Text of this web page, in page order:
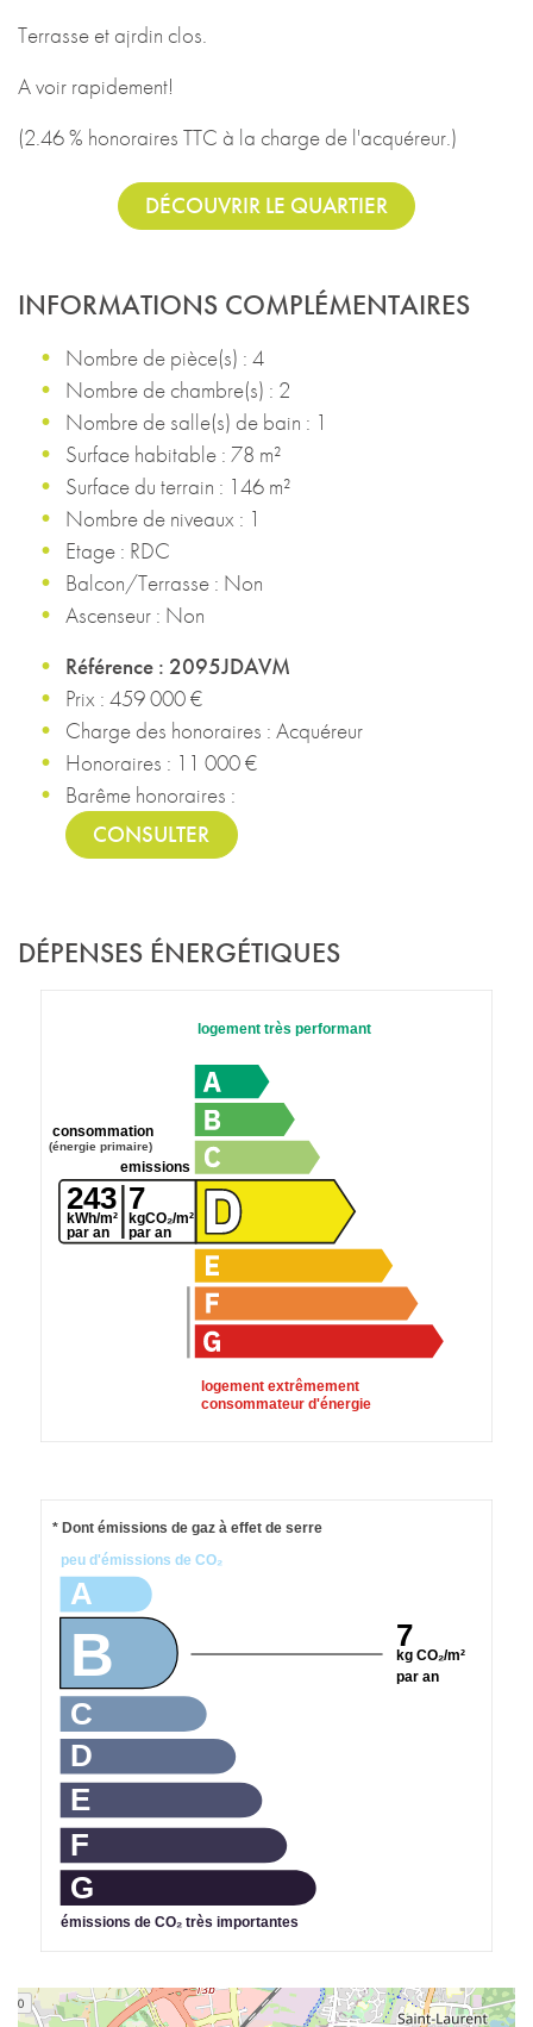
Terrasse et ajrdin clos.
A voir rapidement!
(2.46 % honoraires TTC à la charge de l'acquéreur.)
DÉCOUVRIR LE QUARTIER
INFORMATIONS COMPLÉMENTAIRES
Nombre de pièce(s) : 4
Nombre de chambre(s) : 2
Nombre de salle(s) de bain : 1
Surface habitable : 78 m²
Surface du terrain : 146 m²
Nombre de niveaux : 1
Etage : RDC
Balcon/Terrasse : Non
Ascenseur : Non
Référence : 2095JDAVM
Prix : 459 000 €
Charge des honoraires : Acquéreur
Honoraires : 11 000 €
Barême honoraires :
CONSULTER
DÉPENSES ÉNERGÉTIQUES
logement très performant
logement extrêmement
consommateur d'énergie
243
kWh/m²
par an
consommation
(énergie primaire)
7
kgCO₂/m²
par an
emissions
7
kg CO₂/m²
par an
A
B
C
D
E
F
G
émissions de CO₂ très importantes
peu d'émissions de CO₂
* Dont émissions de gaz à effet de serre